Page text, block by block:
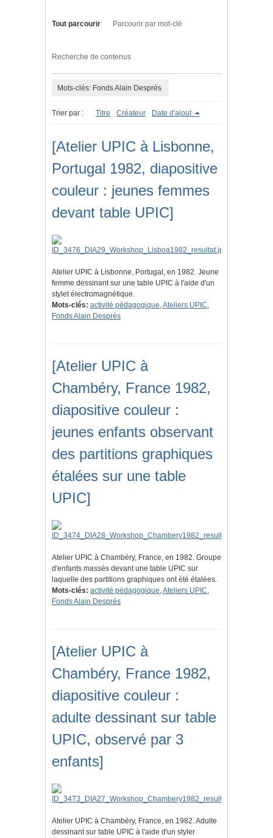
Tout parcourir Parcourir par mot-clé
Recherche de contenus
Mots-clés: Fonds Alain Després
Trier par : Titre Créateur Date d'ajout
[Atelier UPIC à Lisbonne,
Portugal 1982, diapositive
couleur : jeunes femmes
devant table UPIC]
Atelier UPIC à Lisbonne, Portugal, en 1982. Jeune
femme dessinant sur une table UPIC à l'aide d'un
stylet électromagnétique.
Mots-clés: activité pédagogique,Ateliers UPIC,
Fonds Alain Després
[Atelier UPIC à
Chambéry, France 1982,
diapositive couleur :
jeunes enfants observant
des partitions graphiques
étalées sur une table
UPIC]
Atelier UPIC à Chambéry, France, en 1982. Groupe
d'enfants massés devant une table UPIC sur
laquelle des partitions graphiques ont été étalées.
Mots-clés: activité pédagogique,Ateliers UPIC,
Fonds Alain Després
[Atelier UPIC à
Chambéry, France 1982,
diapositive couleur :
adulte dessinant sur table
UPIC, observé par 3
enfants]
Atelier UPIC à Chambéry, France, en 1982. Adulte
dessinant sur table UPIC à l'aide d'un styler